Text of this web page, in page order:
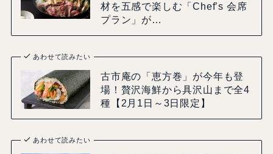
材を五感で楽しむ「Chef’s 会席
プラン」が…
あわせて読みたい
古市庵の「恵方巻」が今年も登
場！贅沢海鮮から具沢山まで全4
種【2月1日～3日限定】
あわせて読みたい